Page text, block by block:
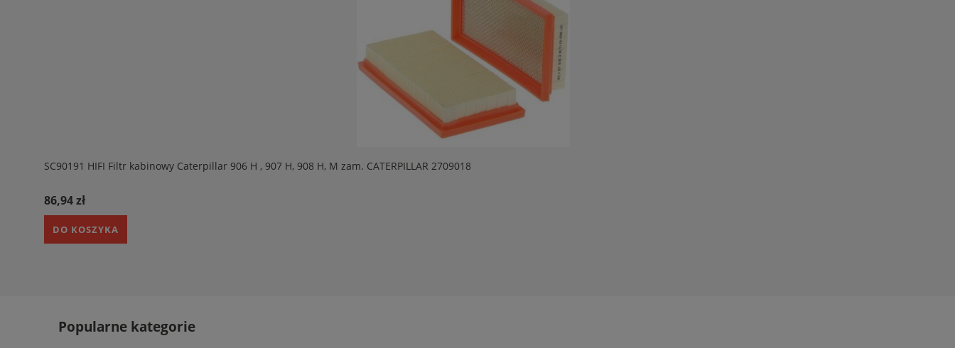
SC90191 HIFI Filtr kabinowy Caterpillar 906 H , 907 H, 908 H, M zam. CATERPILLAR 2709018
86,94 zł
DO KOSZYKA
Popularne kategorie